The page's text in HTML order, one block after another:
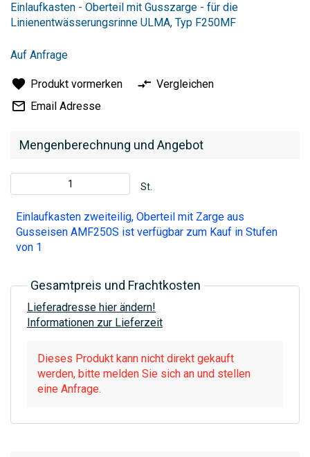
der
Bildergalerie
Mengenberechnung und Angebot
St.
Einlaufkasten zweiteilig, Oberteil mit Zarge aus
Gusseisen AMF250S ist verfügbar zum Kauf in Stufen
von 1
Gesamtpreis und Frachtkosten
Lieferadresse hier ändern!
Informationen zur Lieferzeit
Dieses Produkt kann nicht direkt gekauft
werden, bitte melden Sie sich an und stellen
eine Anfrage.
Einlaufkasten - Oberteil mit Gusszarge - für die
Linienentwässerungsrinne ULMA, Typ F250MF
Auf Anfrage
Produkt vormerken
Vergleichen
Email Adresse